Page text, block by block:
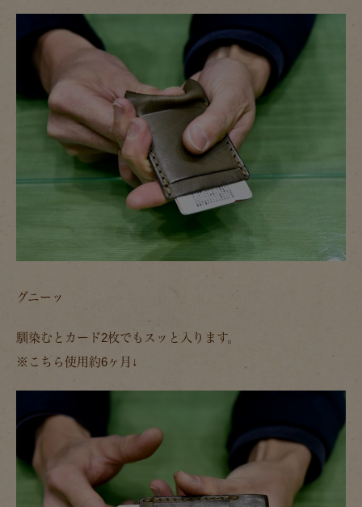
グニーッ
馴染むとカード2枚でもスッと入ります。
※こちら使用約6ヶ月↓